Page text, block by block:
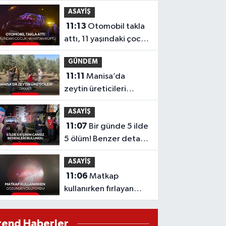
ASAYİŞ
11:13
attı, 11 yaşındaki çocuk
hayattan koptu
GÜNDEM
11:11 Manisa’da
zeytin üreticileri
dikkat! Zeytin
sineğine karşı alarm
ASAYİŞ
11:07
5 ölüm! Benzer detay
dikkat çekti
ASAYİŞ
11:06 Matkap
kullanırken fırlayan
vida parçası gözüne
Haberler